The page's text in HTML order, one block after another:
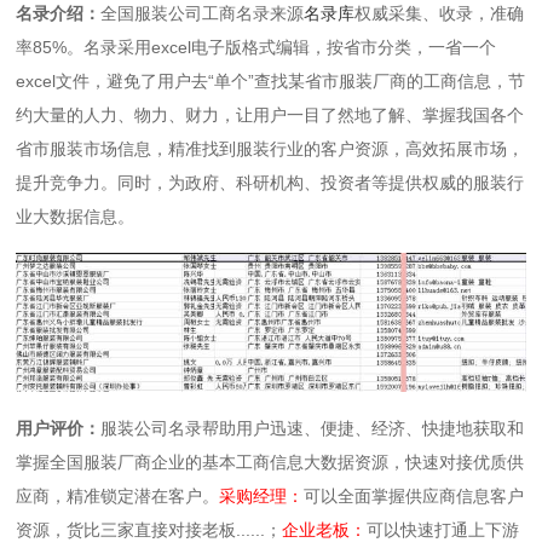
名录介绍：全国服装公司工商名录来源名录库权威采集、收录，准确
率85%。名录采用excel电子版格式编辑，按省市分类，一省一个
excel文件，避免了用户去“单个”查找某省市服装厂商的工商信息，节
约大量的人力、物力、财力，让用户一目了然地了解、掌握我国各个
省市服装市场信息，精准找到服装行业的客户资源，高效拓展市场，
提升竞争力。同时，为政府、科研机构、投资者等提供权威的服装行
业大数据信息。
用户评价： 服装公司名录帮助用户迅速、便捷、经济、快捷地获取和
掌握全国服装厂商企业的基本工商信息大数据资源，快速对接优质供
应商，精准锁定潜在客户。采购经理：可以全面掌握供应商信息客户
资源，货比三家直接对接老板......；企业老板：可以快速打通上下游